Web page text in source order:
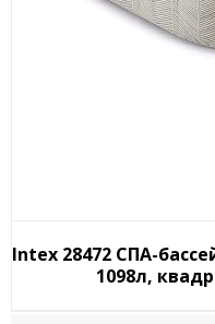
Intex 28472 СПА-
1098л,